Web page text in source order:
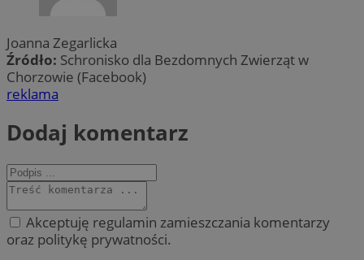
Joanna Zegarlicka
Źródło: Schronisko dla Bezdomnych Zwierząt w
Chorzowie (Facebook)
reklama
Dodaj komentarz
Akceptuję regulamin zamieszczania komentarzy
oraz politykę prywatności.